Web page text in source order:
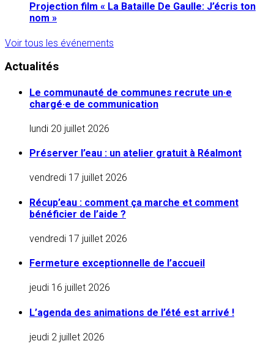
Projection film « La Bataille De Gaulle: J’écris ton
nom »
Voir tous les événements
Actualités
Le communauté de communes recrute un·e
chargé·e de communication
lundi 20 juillet 2026
Préserver l’eau : un atelier gratuit à Réalmont
vendredi 17 juillet 2026
Récup’eau : comment ça marche et comment
bénéficier de l’aide ?
vendredi 17 juillet 2026
Fermeture exceptionnelle de l’accueil
jeudi 16 juillet 2026
L’agenda des animations de l’été est arrivé !
jeudi 2 juillet 2026